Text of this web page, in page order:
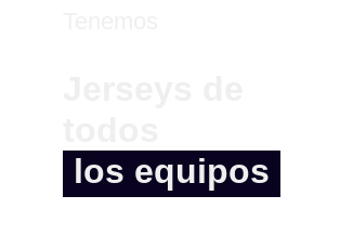
los equipos